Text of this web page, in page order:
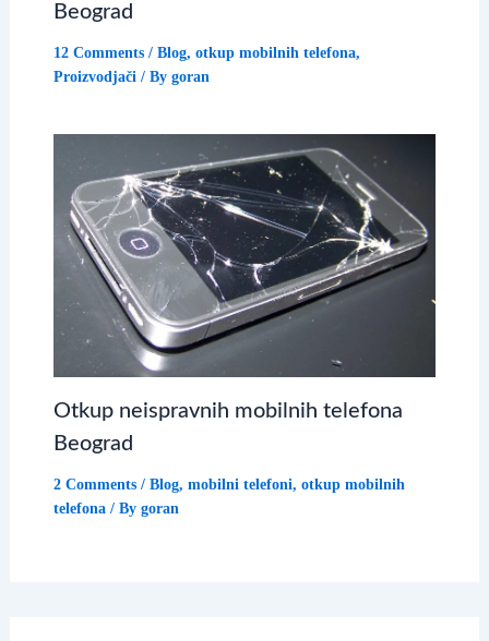
Beograd
12 Comments / Blog, otkup mobilnih telefona,
Proizvodjači/ By goran
Otkup neispravnih mobilnih telefona
Beograd
2 Comments / Blog, mobilni telefoni, otkup mobilnih
telefona/ By goran